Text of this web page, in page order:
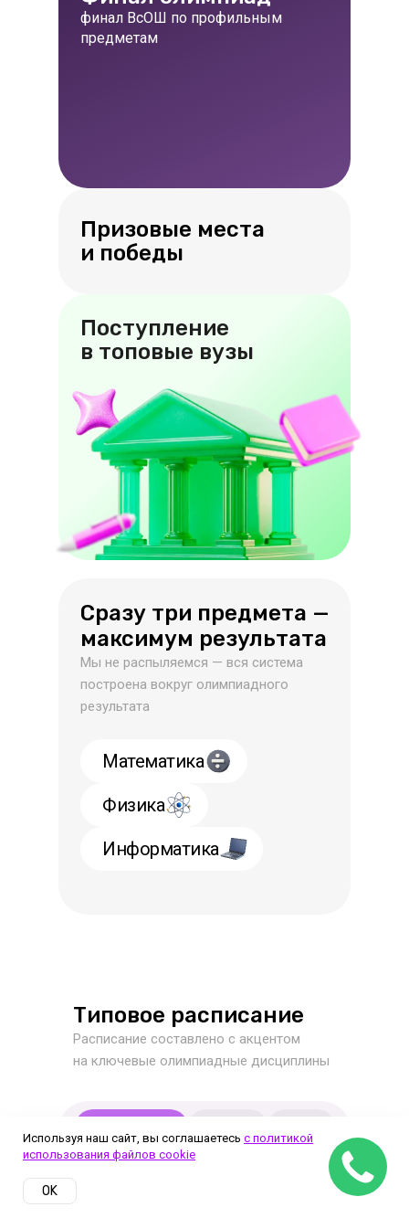
финал ВсОШ по профильным
предметам
Призовые места
и победы
Поступление
в топовые вузы
Сразу три предмета —
максимум результата
Мы не распыляемся — вся система
построена вокруг олимпиадного
результата
Математика
Физика
Информатика
Типовое расписание
Расписание составлено с акцентом
на ключевые олимпиадные дисциплины
Четверг Пятница
Используя наш сайт, вы соглашаетесь с политикой
использования файлов cookie
OK